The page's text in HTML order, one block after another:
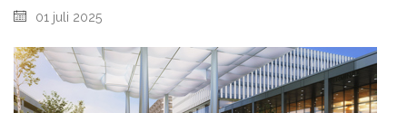
01 juli 2025